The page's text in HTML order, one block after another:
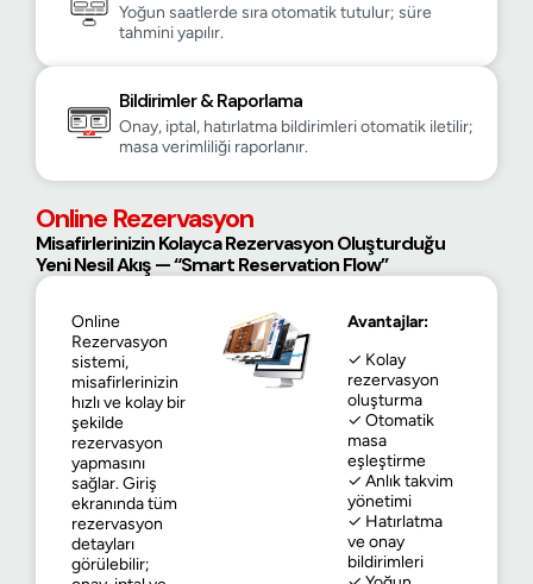
Yoğun saatlerde sıra otomatik tutulur; süre
tahmini yapılır.
Bildirimler & Raporlama
Onay, iptal, hatırlatma bildirimleri otomatik iletilir;
masa verimliliği raporlanır.
Online Rezervasyon
Misafirlerinizin Kolayca Rezervasyon Oluşturduğu
Yeni Nesil Akış — “Smart Reservation Flow”
Online
Rezervasyon
sistemi,
misafirlerinizin
hızlı ve kolay bir
şekilde
rezervasyon
yapmasını
sağlar. Giriş
ekranında tüm
rezervasyon
detayları
görülebilir;
Avantajlar:
✓ Kolay
rezervasyon
oluşturma
✓ Otomatik
masa
eşleştirme
✓ Anlık takvim
yönetimi
✓ Hatırlatma
ve onay
bildirimleri